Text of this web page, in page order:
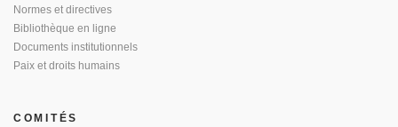
Normes et directives
Bibliothèque en ligne
Documents institutionnels
Paix et droits humains
COMITÉS